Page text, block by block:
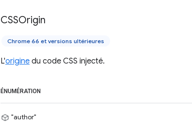
CSSOrigin
Chrome 66 et versions ultérieures
L'origine du code CSS injecté.
ÉNUMÉRATION
"author"